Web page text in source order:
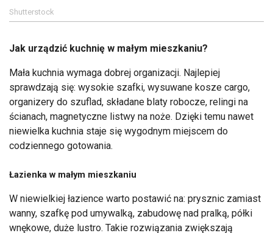
Shutterstock
Jak urządzić kuchnię w małym mieszkaniu?
Mała kuchnia wymaga dobrej organizacji. Najlepiej
sprawdzają się: wysokie szafki, wysuwane kosze cargo,
organizery do szuflad, składane blaty robocze, relingi na
ścianach, magnetyczne listwy na noże. Dzięki temu nawet
niewielka kuchnia staje się wygodnym miejscem do
codziennego gotowania.
Łazienka w małym mieszkaniu
W niewielkiej łazience warto postawić na: prysznic zamiast
wanny, szafkę pod umywalką, zabudowę nad pralką, półki
wnękowe, duże lustro. Takie rozwiązania zwiększają